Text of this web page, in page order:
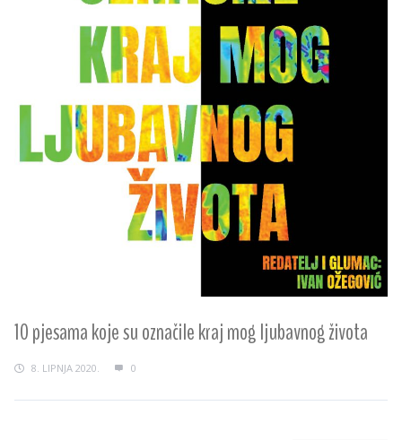
10 pjesama koje su označile kraj mog ljubavnog života
8. LIPNJA 2020. 0